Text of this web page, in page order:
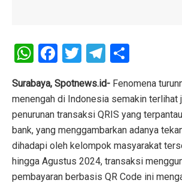
W
h
at
s
A
p
p
F
a
ce
b
o
o
k
T
wi
tt
er
T
el
e
gr
a
m
ar
e
Surabaya, Spotnews.id- Fenomena
menengah di Indonesia semakin terlihat
penurunan transaksi QRIS yang
bank, yang menggambarkan adanya
dihadapi oleh kelompok masyarakat
hingga Agustus 2024, transaksi
pembayaran berbasis QR Code ini